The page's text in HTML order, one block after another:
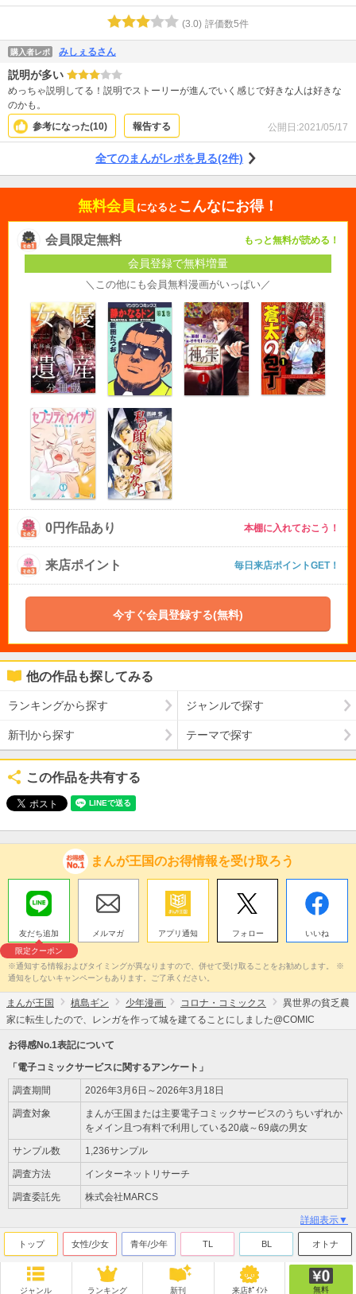
(3.0) 評価数5件
購入者レポ みしぇるさん
説明が多い
めっちゃ説明してる！説明でストーリーが進んでいく感じで好きな人は好きな
のかも。
参考になった(10) 報告する 公開日:2021/05/17
全てのまんがレポを見る(2件)
無料会員 になると こんなにお得！
会員限定無料 もっと無料が読める！
会員登録で無料増量
＼この他にも会員無料漫画がいっぱい／
0円作品あり 本棚に入れておこう！
来店ポイント 毎日来店ポイントGET！
今すぐ会員登録する(無料)
他の作品も探してみる
ランキングから探す ジャンルで探す
新刊から探す テーマで探す
この作品を共有する
まんが王国のお得情報を受け取ろう
友だち追加
限定クーポン
メルマガ アプリ通知 フォロー いいね
※通知する情報およびタイミングが異なりますので、併せて受け取ることをお勧めします。 ※
通知をしないキャンペーンもあります。ご了承ください。
まんが王国 槙島ギン 少年漫画 コロナ・コミックス
異世界の貧乏農
家に転生したので、レンガを作って城を建てることにしました@COMIC
お得感No.1表記について
「電子コミックサービスに関するアンケート」
調査期間 2026年3月6日～2026年3月18日
調査対象
まんが王国または主要電子コミックサービスのうちいずれか
をメイン且つ有料で利用している20歳～69歳の男女
サンプル数 1,236サンプル
調査方法 インターネットリサーチ
調査委託先 株式会社MARCS
詳細表示▼
トップ 女性/少女 青年/少年 TL BL オトナ
ジャンル ランキング 新刊 来店ﾎﾟｲﾝﾄ 無料